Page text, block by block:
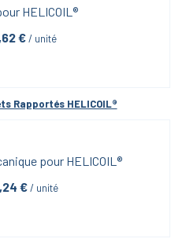
HELICOIL®
€ / unité
Rapportés HELICOIL®
pour HELICOIL®
€ / unité